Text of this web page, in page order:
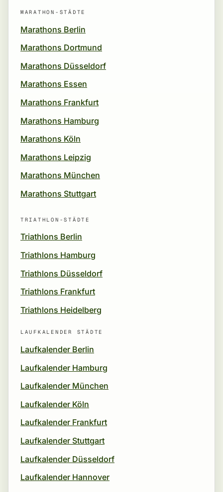
MARATHON-STÄDTE
Marathons Berlin
Marathons Dortmund
Marathons Düsseldorf
Marathons Essen
Marathons Frankfurt
Marathons Hamburg
Marathons Köln
Marathons Leipzig
Marathons München
Marathons Stuttgart
TRIATHLON-STÄDTE
Triathlons Berlin
Triathlons Hamburg
Triathlons Düsseldorf
Triathlons Frankfurt
Triathlons Heidelberg
LAUFKALENDER STÄDTE
Laufkalender Berlin
Laufkalender Hamburg
Laufkalender München
Laufkalender Köln
Laufkalender Frankfurt
Laufkalender Stuttgart
Laufkalender Düsseldorf
Laufkalender Hannover